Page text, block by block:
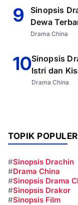
9
Sinopsis
Dewa
Drama China
10Sinopsis
Istri dan
Drama China
TOPIK POPULER
#Sinopsis Drachin
#Drama China
#Sinopsis Drama
#Sinopsis Drakor
#Sinopsis Film